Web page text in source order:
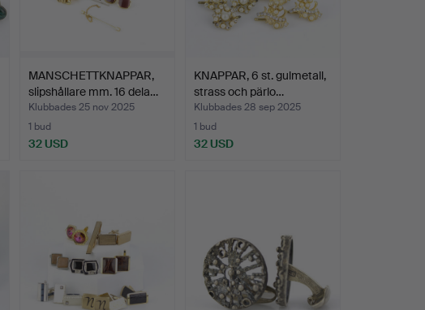
MANSCHETTKNAPPAR,
slipshållare mm. 16 dela…
Klubbades 25 nov 2025
1 bud
32 USD
KNAPPAR, 6 st. gulmetall,
strass och pärlo…
Klubbades 28 sep 2025
1 bud
32 USD